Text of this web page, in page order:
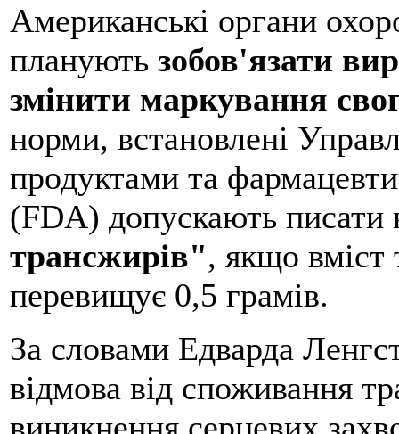
Американські органи
планують зобов'язати
змінити маркування
норми, встановлені
продуктами та
(FDA) допускають писати
трансжирів", якщо вміст
перевищує 0,5 грамів.
За словами Едварда
відмова від споживання